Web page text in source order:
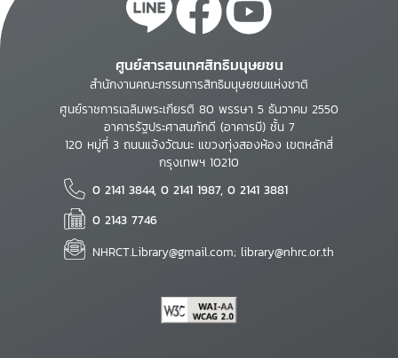
ศูนย์สารสนเทศสิทธิมนุษยชน
สำนักงานคณะกรรมการสิทธิมนุษยชนแห่งชาติ
ศูนย์ราชการเฉลิมพระเกียรติ 80 พรรษา 5 ธันวาคม 2550
อาคารรัฐประศาสนภักดี (อาคารบี) ชั้น 7
120 หมู่ที่ 3 ถนนแจ้งวัฒนะ แขวงทุ่งสองห้อง เขตหลักสี่
กรุงเทพฯ 10210
0 2141 3844, 0 2141 1987, 0 2141 3881
0 2143 7746
NHRCT.Library@gmail.com; library@nhrc.or.th